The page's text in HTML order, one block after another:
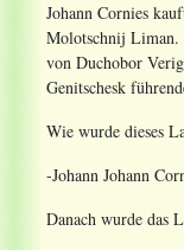
Johann Cornies
Molotschnij Liman.
von Duchobor
Genitschesk
Wie wurde dieses
-Johann Johann
Danach wurde das